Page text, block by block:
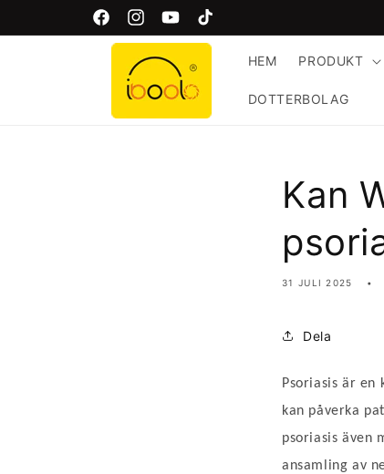
till
FacebookInstagramYouTubeTikTok
Fri global frakt!
HEM PRODUKT
DOTTERBOLAG
Kan
31 JULI 2025
Dela
Psoriasis är en
kan påverka
psoriasis även
ansamling av